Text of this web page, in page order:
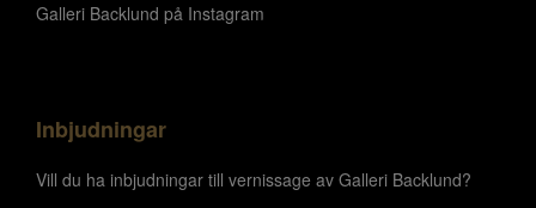
Galleri Backlund på Instagram
Inbjudningar
Vill du ha inbjudningar till vernissage av Galleri Backlund?